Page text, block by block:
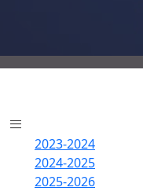
2023-2024
2024-2025
2025-2026